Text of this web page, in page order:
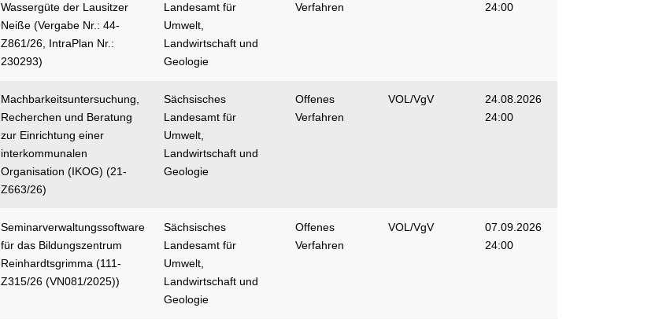
Wassergüte der Lausitzer
Neiße (Vergabe Nr.: 44-
Z861/26, IntraPlan Nr.:
230293)
Landesamt für
Umwelt,
Landwirtschaft und
Geologie
Verfahren
24:00
Machbarkeitsuntersuchung,
Recherchen und Beratung
zur Einrichtung einer
interkommunalen
Organisation (IKOG) (21-
Z663/26)
Sächsisches
Landesamt für
Umwelt,
Landwirtschaft und
Geologie
Offenes
Verfahren
VOL/VgV
24.08.2026
24:00
Seminarverwaltungssoftware
für das Bildungszentrum
Reinhardtsgrimma (111-
Z315/26 (VN081/2025))
Sächsisches
Landesamt für
Umwelt,
Landwirtschaft und
Geologie
Offenes
Verfahren
VOL/VgV
07.09.2026
24:00